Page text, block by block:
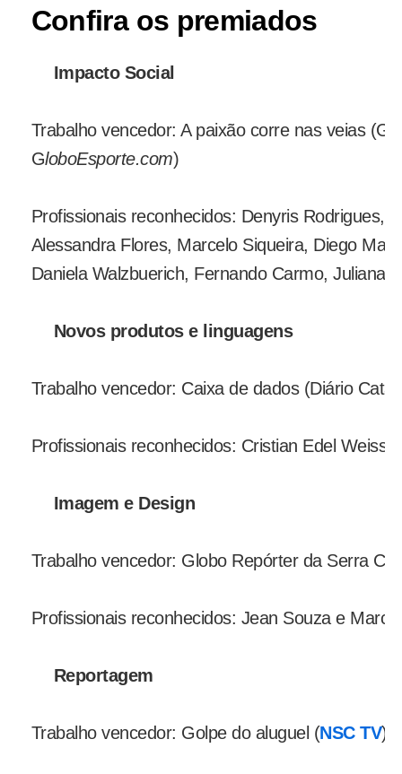
Confira os premiados
Impacto Social
Trabalho vencedor: A paixão corre nas veias
GloboEsporte.com)
Profissionais reconhecidos: Denyris Rodrigues,
Alessandra Flores, Marcelo Siqueira, Diego
Daniela Walzbuerich, Fernando Carmo, Juliana
Novos produtos e linguagens
Trabalho vencedor: Caixa de dados (Diário
Profissionais reconhecidos: Cristian Edel Weiss
Imagem e Design
Trabalho vencedor: Globo Repórter da Serra
Profissionais reconhecidos: Jean Souza e
Reportagem
Trabalho vencedor: Golpe do aluguel (NSC TV)